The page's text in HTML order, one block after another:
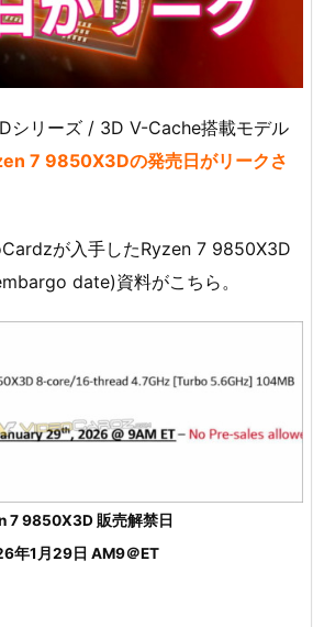
シリーズ / 3D V-Cache搭載モデル
7 9850X3Dの発売日がリークさ
が入手したRyzen 7 9850X3D
date)資料がこちら。
7 9850X3D 販売解禁日
年1月29日 AM9＠ET